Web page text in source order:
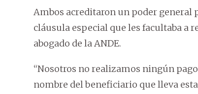
Ambos acreditaron un poder
cláusula especial que les facultaba a
abogado de la ANDE.
“Nosotros no realizamos ningún
nombre del beneficiario que lleva